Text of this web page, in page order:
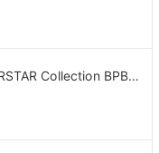
Sandal Bitis bé trai SUPERSTAR Collection BPB000500